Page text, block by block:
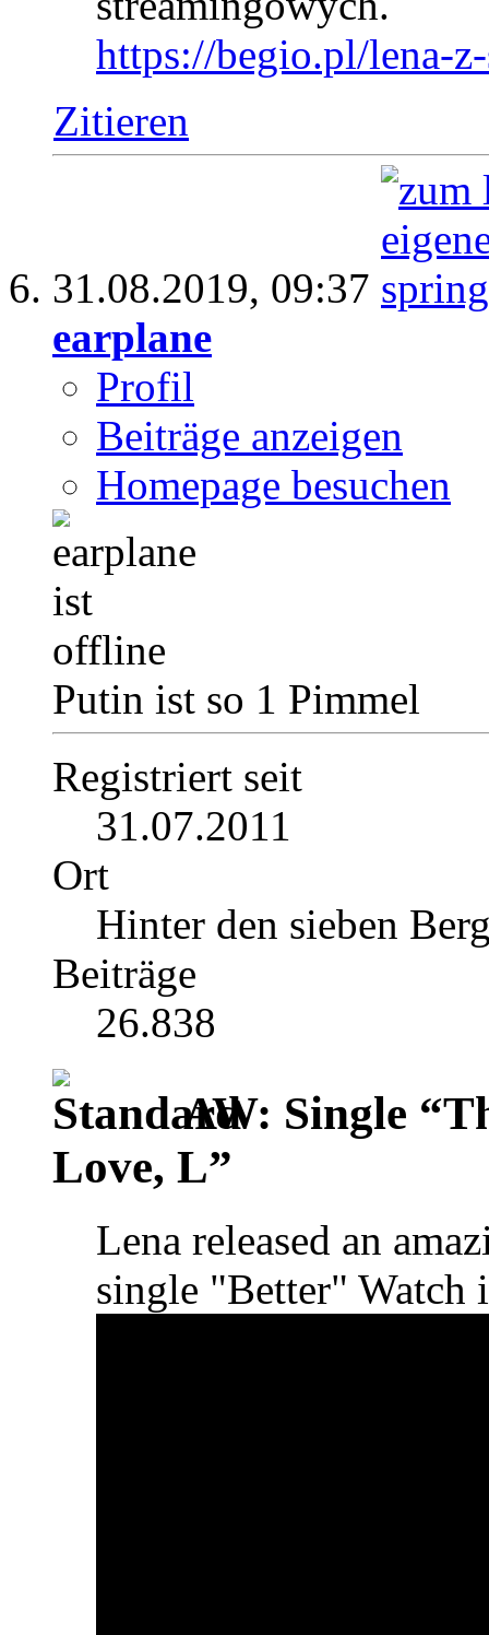
https://begio.pl/lena-
Zitieren
31.08.2019, 09:37
earplane
Profil
Beiträge anzeigen
Homepage besuchen
Putin ist so 1 Pimmel
Registriert seit
31.07.2011
Ort
Hinter den sieben
Beiträge
26.838
AW: Single
Love, L”
Lena released an
single "Better" Watch